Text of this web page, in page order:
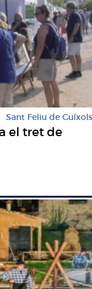
Sant Feliu de Guíxols
el tret de